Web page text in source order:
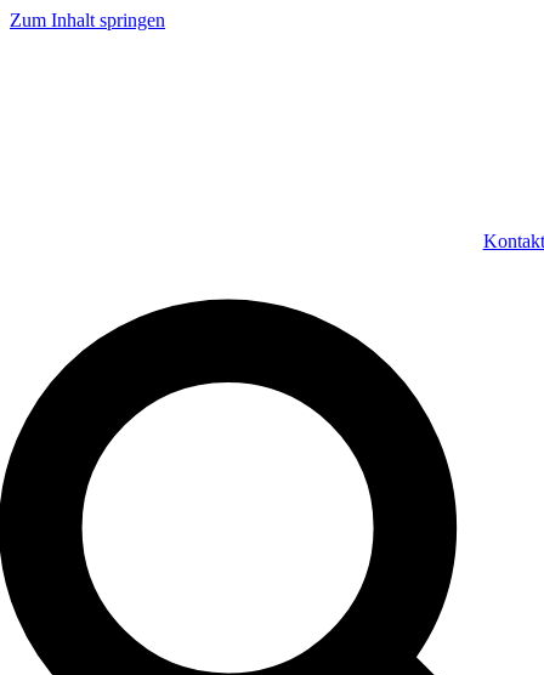
Zum Inhalt springen
Kontakt